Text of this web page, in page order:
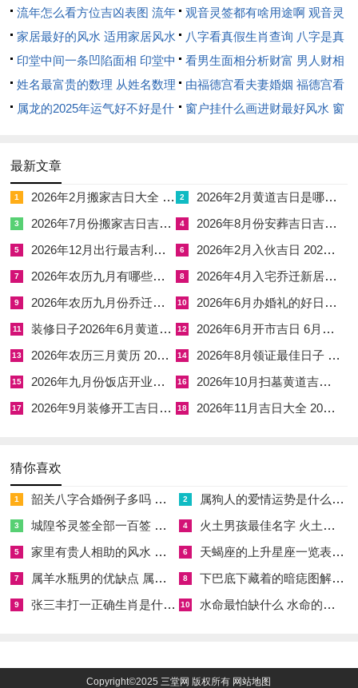
三日内不外借物品，免泄家气；若犯三煞位，则搬迁时从东南方
入门，可化凶为吉。尤须留意，属马、鼠、牛、兔者犯太岁，可
安放祥安阁联吉锦袋以化解太岁之冲，此物聚吉气，护家宅平
安。神煞测算见“五黄”星临北，若搬迁日逢之，则需以铜铃悬
门，驱邪纳福。若家主八字水弱，则选水旺之日搬迁，主健康无
最佳吉日点评与组合建议
建议优先选择3月20日配合申时进行核心仪式，因春分阴阳调
和，申时金水相生，能制年火之炎，主家运长久。若需兼顾家庭
成员生肖，可考虑3月8日午时举行，虽冲牛然女性能量护宅，可
化险为夷。再者3月15日辰时亦佳，轸水蚓星宿润泽，利财禄积
累。组合建议若家主属龙，则选3月3日巳时因辰巳相合，主搬迁
候，如置鱼缸于东方，可缓其凶。
☑2026年2月搬家吉日大全 2026年2月搬家入新居
☑2026年2月黄道吉日是哪一天 2026年2月6月黄道吉日
☑2026年7月份搬家吉日吉时 2026年7月适合搬家的黄道吉日
☑ 2026年12月出行最吉利的日子是哪天 2026年12月26日适合出行吗
窝深陷是短命相吗
脸型男性
流年怎么看方位吉凶表图 流年
位置怎么看
观音灵签都有啥用途啊 观音灵
签全部签签词
家居最好的风水 适用家居风水
八字看真假生肖查询 八字是真
还是假
印堂中间一条凹陷面相 印堂中
间有条线沟好不好
看男生面相分析财富 男人财相
从哪里看
姓名最富贵的数理 从姓名数理
看富豪
由福德宫看夫妻婚姻 福德宫看
配偶生肖
属龙的2025年运气好不好是什
2025年属龙人的全年运势
窗户挂什么画进财最好风水 窗
最新文章
1 2026年2月搬家吉日大全 2026年2月搬家入新居 2 2026年2月黄道吉日是哪一天 2026年2月6月黄道吉日
3 2026年7月份搬家吉日吉时 2026年7月适合搬家的黄道吉日 4 2026年8月份安葬吉日吉时查询表 2026年8月安葬吉日查询
5 2026年12月出行最吉利的日子是哪天 2026年12月26日适合出行吗 6 2026年2月入伙吉日 2026年2月份入伙黄道吉日
7 2026年农历九月有哪些好日子 2026年农历9月26是好日子吗 8 2026年4月入宅乔迁新居黄道吉日 2026年4月6适合乔迁吗
9 2026年农历九月份乔迁吉日 2026年农历六月乔迁黄道吉日 10 2026年6月办婚礼的好日子 6月办婚礼的日子
11 装修日子2026年6月黄道吉日查询 黄历2026年6月装修吉日查询 12 2026年6月开市吉日 6月开市黄道吉日
13 2026年农历三月黄历 2026年农历三月十七黄历 14 2026年8月领证最佳日子 2026年8月适合领证的日子
15 2026年九月份饭店开业吉日 6月份适合饭店开业的黄道吉日 16 2026年10月扫墓黄道吉日 2026年10月适合扫墓的日子
17 2026年9月装修开工吉日最佳时间 2026年9月26日适合装修吗 18 2026年11月吉日大全 2026年11月26黄道吉日一览表
猜你喜欢
1 韶关八字合婚例子多吗 韶关八字测风水 2 属狗人的爱情运势是什么意思 属狗的人爱情观
3 城隍爷灵签全部一百签 城隍爷灵签解签大全 4 火土男孩最佳名字 火土属性的字男孩名字有哪些
5 家里有贵人相助的风水 家里有贵人是什么意思 6 天蝎座的上升星座一览表 天蝎座的上升星座查询
7 属羊水瓶男的优缺点 属羊水瓶座男生性格爱情观 8 下巴底下藏着的暗痣图解 下巴尖底下有痣代表什么
9 张三丰打一正确生肖是什么意思 张三丰是指什么生肖 10 水命最怕缺什么 水命的人忌什么
Copyright©2025 三堂网 版权所有 网站地图